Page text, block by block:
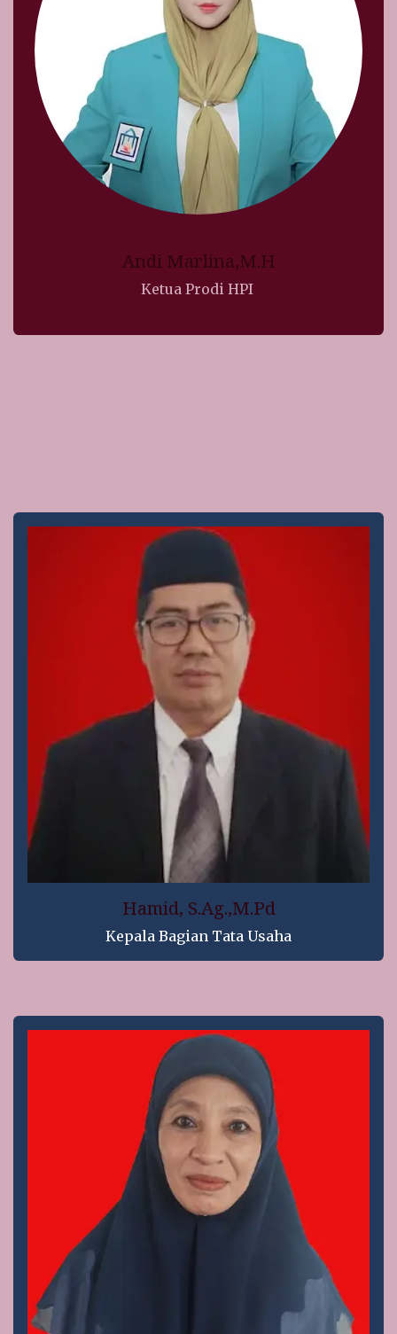
Andi Marlina,M.H
Ketua Prodi HPI
Hamid, S.Ag.,M.Pd
Kepala Bagian Tata Usaha